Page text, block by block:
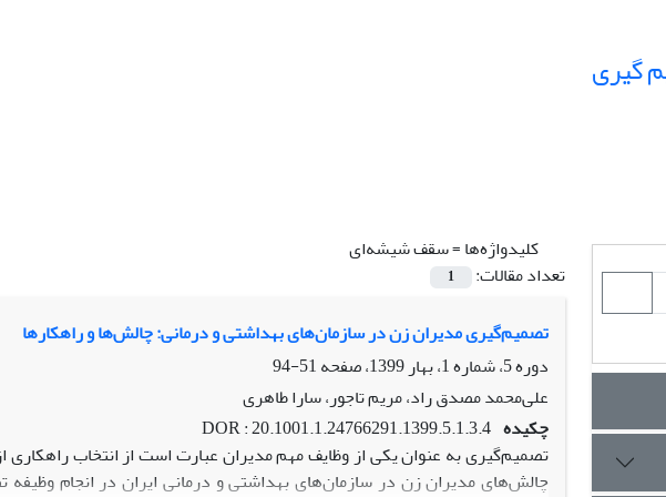
گیری
کلیدواژه‌ها =سقف شیشه‌ای
تعداد مقالات:
1
تصمیم‌گیری مدیران زن در سازمان‌های بهداشتی و درمانی: چالش‌ها و راهکارها
دوره 5، شماره 1، بهار 1399، صفحه
51-94
علی‌محمد مصدق راد، مریم تاجور، سارا طاهری
چکیده DOR : 20.1001.1.24766291.1399.5.1.3.4
تصمیم‌گیری به عنوان یکی از وظایف مهم مدیران عبارت است از انتخاب
چالش‌های مدیران زن در سازمان‌های بهداشتی و درمانی ایران در انجام